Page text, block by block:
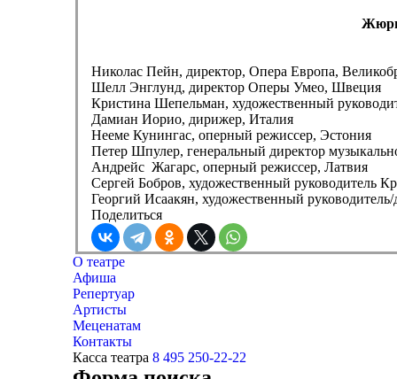
Жюри
Николас Пейн, директор, Опера Европа,
Шелл Энглунд, директор Оперы Умео, Швеция
Кристина Шепельман, художественный
Дамиан Иорио, дирижер, Италия
Нееме Кунингас, оперный режиссер, Эстония
Петер Шпулер, генеральный директор
Андрейс Жагарс, оперный режиссер, Латвия
Сергей Бобров, художественный руководитель
Георгий Исаакян, художественный
Поделиться
О театре
Афиша
Репертуар
Артисты
Меценатам
Контакты
Касса театра 8 495 250-22-22